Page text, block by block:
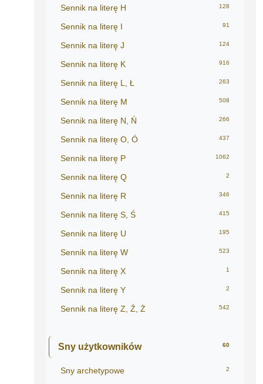
Sennik na literę H 128
Sennik na literę I 91
Sennik na literę J 124
Sennik na literę K 916
Sennik na literę L, Ł 263
Sennik na literę M 508
Sennik na literę N, Ń 266
Sennik na literę O, Ó 437
Sennik na literę P 1062
Sennik na literę Q 2
Sennik na literę R 346
Sennik na literę S, Ś 415
Sennik na literę U 195
Sennik na literę W 523
Sennik na literę X 1
Sennik na literę Y 2
Sennik na literę Z, Ź, Ż 542
Sny użytkowników 60
Sny archetypowe 2